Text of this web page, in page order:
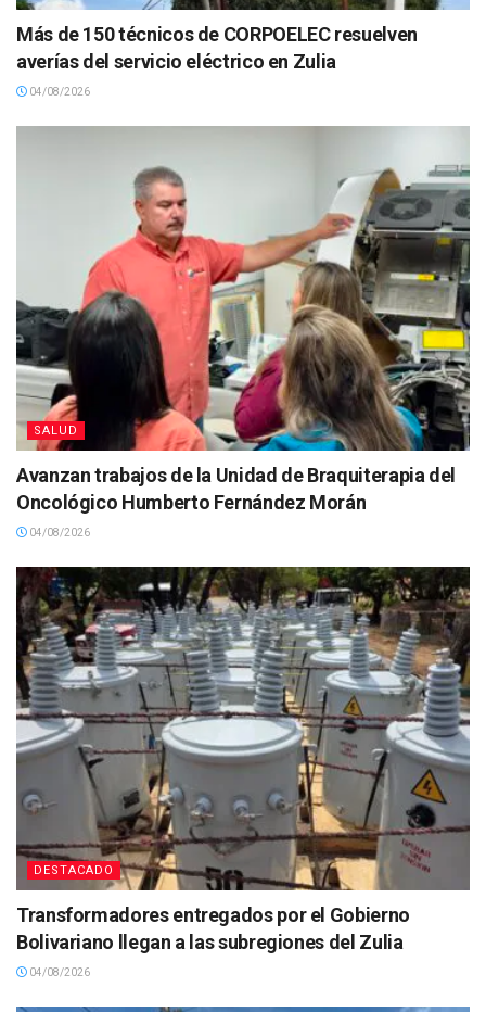
Más de 150 técnicos de CORPOELEC resuelven
averías del servicio eléctrico en Zulia
04/08/2026
SALUD
Avanzan trabajos de la Unidad de Braquiterapia del
Oncológico Humberto Fernández Morán
04/08/2026
DESTACADO
Transformadores entregados por el Gobierno
Bolivariano llegan a las subregiones del Zulia
04/08/2026